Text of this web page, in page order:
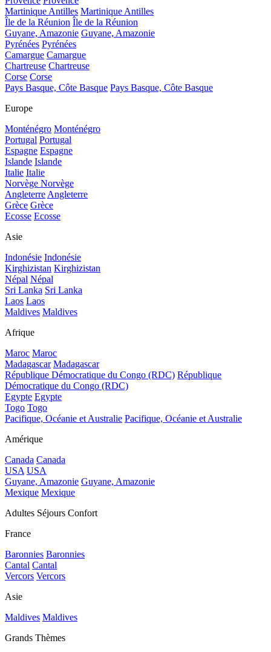
Martinique Antilles Martinique Antilles
Île de la Réunion Île de la Réunion
Guyane, Amazonie Guyane, Amazonie
Pyrénées Pyrénées
Camargue Camargue
Chartreuse Chartreuse
Corse Corse
Pays Basque, Côte Basque Pays Basque, Côte Basque
Europe
Monténégro Monténégro
Portugal Portugal
Espagne Espagne
Islande Islande
Italie Italie
Norvège Norvège
Angleterre Angleterre
Grèce Grèce
Ecosse Ecosse
Asie
Indonésie Indonésie
Kirghizistan Kirghizistan
Népal Népal
Sri Lanka Sri Lanka
Laos Laos
Maldives Maldives
Afrique
Maroc Maroc
Madagascar Madagascar
République Démocratique du Congo (RDC) République
Démocratique du Congo (RDC)
Egypte Egypte
Togo Togo
Pacifique, Océanie et Australie Pacifique, Océanie et Australie
Amérique
Canada Canada
USA USA
Guyane, Amazonie Guyane, Amazonie
Mexique Mexique
Adultes Séjours Confort
France
Baronnies Baronnies
Cantal Cantal
Vercors Vercors
Asie
Maldives Maldives
Grands Thèmes